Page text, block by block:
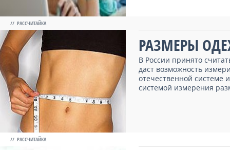
// РАССЧИТАЙКА
РАЗМЕРЫ
В России принято
даст возможность
отечественной системе
системой измерения
// РАССЧИТАЙКА